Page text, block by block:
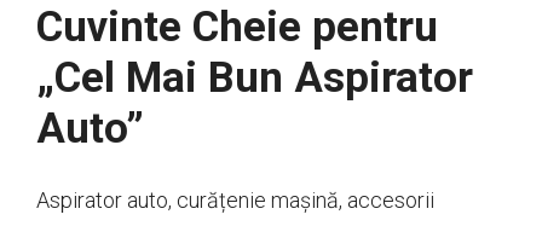
Cuvinte Cheie pentru
„Cel Mai Bun Aspirator
Auto”
Aspirator auto, curățenie mașină, accesorii